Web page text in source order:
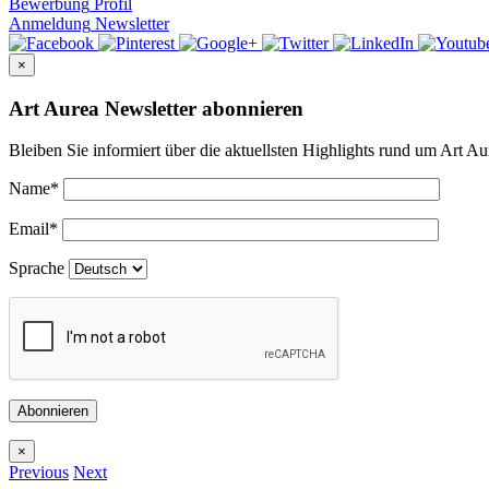
Bewerbung Profil
Anmeldung Newsletter
×
Art Aurea Newsletter abonnieren
Bleiben Sie informiert über die aktuellsten Highlights rund um Art
Name*
Email*
Sprache
Abonnieren
×
Previous Next